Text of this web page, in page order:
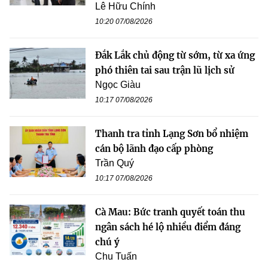
Lê Hữu Chính
10:20 07/08/2026
Đắk Lắk chủ động từ sớm, từ xa ứng
phó thiên tai sau trận lũ lịch sử
Ngọc Giàu
10:17 07/08/2026
Thanh tra tỉnh Lạng Sơn bổ nhiệm
cán bộ lãnh đạo cấp phòng
Trần Quý
10:17 07/08/2026
Cà Mau: Bức tranh quyết toán thu
ngân sách hé lộ nhiều điểm đáng
chú ý
Chu Tuấn